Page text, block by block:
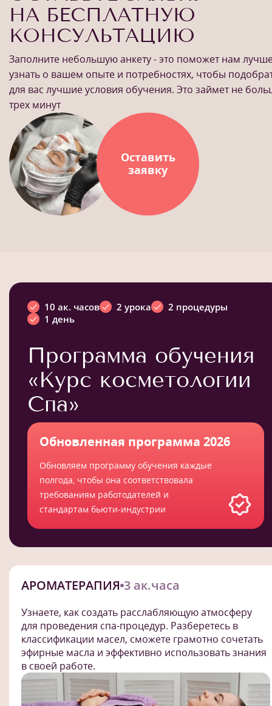
НА БЕСПЛАТНУЮ
КОНСУЛЬТАЦИЮ
Заполните небольшую анкету - это поможет нам
узнать о вашем опыте и потребностях, чтобы
для вас лучшие условия обучения. Это займет не
трех минут
Оставить
заявку
10 ак. часов 2 урока
2 процедуры
1 день
Программа обучения
«Курс косметологии
Спа»
Обновленная программа 2026
Обновляем программу обучения каждые
полгода, чтобы она соответствовала
требованиям работодателей и
стандартам бьюти-индустрии
АРОМАТЕРАПИЯ 3 ак.часа
Узнаете, как создать расслабляющую атмосферу
для проведения спа-процедур. Разберетесь в
классификации масел, сможете грамотно сочетать
эфирные масла и эффективно использовать знания
в своей работе.